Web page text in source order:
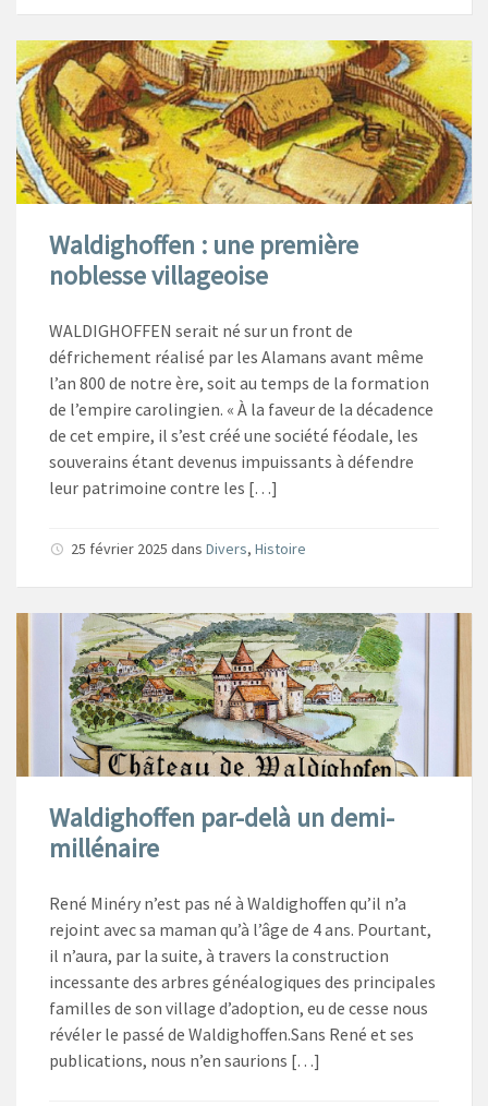
Waldighoffen : une première
noblesse villageoise
WALDIGHOFFEN serait né sur un front de
défrichement réalisé par les Alamans avant même
l’an 800 de notre ère, soit au temps de la formation
de l’empire carolingien. « À la faveur de la décadence
de cet empire, il s’est créé une société féodale, les
souverains étant devenus impuissants à défendre
leur patrimoine contre les […]
25 février 2025 dans Divers, Histoire
Waldighoffen par-delà un demi-
millénaire
René Minéry n’est pas né à Waldighoffen qu’il n’a
rejoint avec sa maman qu’à l’âge de 4 ans. Pourtant,
il n’aura, par la suite, à travers la construction
incessante des arbres généalogiques des principales
familles de son village d’adoption, eu de cesse nous
révéler le passé de Waldighoffen.Sans René et ses
publications, nous n’en saurions […]